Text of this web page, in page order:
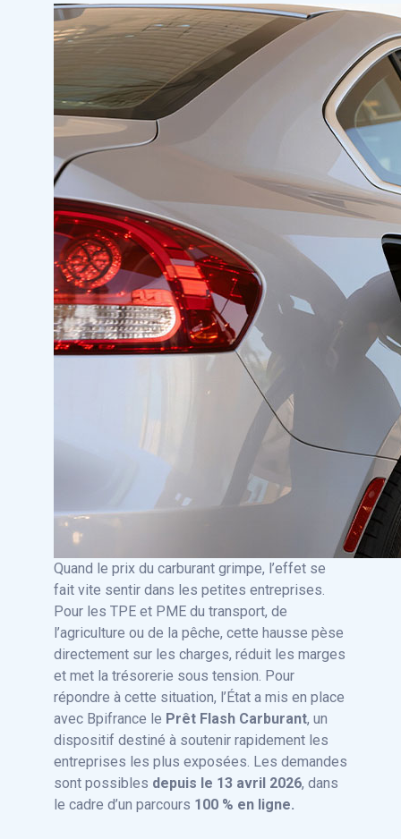
Quand le prix du carburant grimpe, l’effet se
fait vite sentir dans les petites entreprises.
Pour les TPE et PME du transport, de
l’agriculture ou de la pêche, cette hausse pèse
directement sur les charges, réduit les marges
et met la trésorerie sous tension. Pour
répondre à cette situation, l’État a mis en place
avec Bpifrance le Prêt Flash Carburant, un
dispositif destiné à soutenir rapidement les
entreprises les plus exposées. Les demandes
sont possibles depuis le 13 avril 2026, dans
le cadre d’un parcours 100 % en ligne.